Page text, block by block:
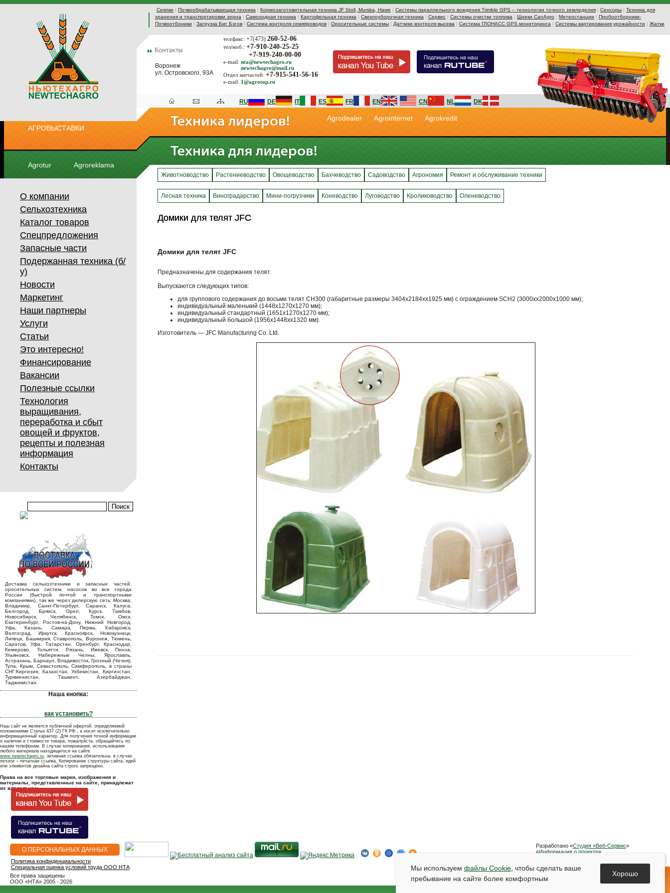
Сеялки | Почвообрабатывающая техника | Кормозаготовительная техника JF Stoll, Murska, Hawe | Системы параллельного вождения Trimble GPS – технологии точного земледелия | Сенсоры | Техника для
хранения и транспортировки зерна | Самоходная техника | Картофельная техника | Свеклоуборочная техника | Сервис | Системы очистки топлива | Шнеки CanAgro | Метеостанции | Пробоотборники-
Почвоотбоники | Загрузка Биг Бэгов | Система контроля семяпроводов | Оросительные системы | Датчики контроля высева | Система ГЛОНАСС GPS мониторинга | Системы картирования урожайности | Жатки
Воронеж
ул. Островского, 93А
тел/факс: +7(473) 260-52-06
тел/моб.: +7-910-240-25-25
+7-919-240-00-00
e-mail: nta@newtechagro.ru
newtechagro@mail.ru
Отдел запчастей: +7-915-541-56-16
e-mail: 1@agrotop.ru
АГРОВЫСТАВКИ
Agrotur Agroreklama
RU DE IT ES FR EN CN NL DK
Agrodealer Agrointernet Agrokredit
О компании
Сельхозтехника
Каталог товаров
Спецпредложения
Запасные части
Подержанная техника (б/
у)
Новости
Маркетинг
Наши партнеры
Услуги
Статьи
Это интересно!
Финансирование
Вакансии
Полезные ссылки
Технология
выращивания,
переработка и сбыт
овощей и фруктов,
рецепты и полезная
информация
Контакты
Доставка сельхозтехники и запасных частей,
оросительных систем, насосов во все города
России (быстрой почтой и транспортными
компаниями), так же через дилерскую сеть: Москва,
Владимир, Санкт-Петербург, Саранск, Калуга,
Белгород, Брянск, Орел, Курск, Тамбов,
Новосибирск, Челябинск, Томск, Омск,
Екатеринбург, Ростов-на-Дону, Нижний Новгород,
Уфа, Казань, Самара, Пермь, Хабаровск,
Волгоград, Иркутск, Красноярск, Новокузнецк,
Липецк, Башкирия, Ставрополь, Воронеж, Тюмень,
Саратов, Уфа, Татарстан, Оренбург, Краснодар,
Кемерово, Тольятти, Рязань, Ижевск, Пенза,
Ульяновск, Набережные Челны, Ярославль,
Астрахань, Барнаул, Владивосток, Грозный (Чечня),
Тула, Крым, Севастополь, Симферополь, в страны
СНГ:Киргизия, Казахстан, Узбекистан, Киргизстан,
Туркменистан, Ташкент, Азербайджан,
Таджикистан.
Наша кнопка:
как установить?
Наш сайт не является публичной офертой, определяемой
положениями Статьи 437 (2) ГК РФ., а носит исключительно
информационный характер. Для получения точной информации
о наличии и стоимости товара, пожалуйста, обращайтесь по
нашим телефонам. В случае копирования, использования
любого материала находящегося на сайте
www.newtechagro.ru, активная ссылка обязательна, в случае
печати – печатная ссылка. Копирование структуры сайта, идей
или элементов дизайна сайта строго запрещено.
Права на все торговые марки, изображения и
материалы, представленные на сайте, принадлежат
их владельцам.
Животноводство Растениеводство Овощеводство Бахчеводство Садоводство Агрономия Ремонт и обслуживание техники
Лесная техника Виноградарство Мини-погрузчики Коневодство Луговодство Кролиководство Оленеводство
Домики для телят JFC
Домики для телят JFC
Домики для телят JFC
Предназначены для содержания телят.
Выпускаются следующих типов:
для группового содержания до восьми телят CH300 (габаритные размеры 3404х2184хх1925 мм) с ограждением SCH2 (3000хх2000х1000 мм);
индивидуальный маленький (1448х1270х1270 мм);
индивидуальный стандартный (1651х1270х1270 мм);
индивидуальный большой (1956х1448хх1320 мм).
Изготовитель — JFC Manufacturing Co. Ltd.
О ПЕРСОНАЛЬНЫХ ДАННЫХ
Все права защищены
OOO «НТА» 2005 - 2026
Политика конфиденциальности
Специальная оценка условий труда ООО НТА
Разработано «Студия «Веб-Сервис»
«Информация о проекте»
Мы используем файлы Cookie , чтобы сделать ваше
пребывание на сайте более комфортным
Хорошо